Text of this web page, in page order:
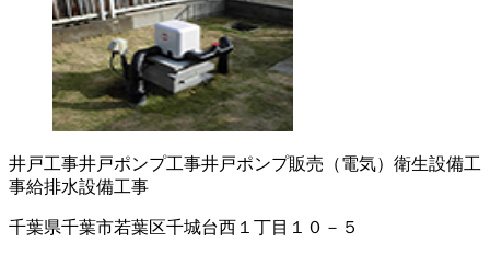
井戸工事井戸ポンプ工事井戸ポンプ販売（電気） 衛生設備工
事給排水設備工事
千葉県千葉市若葉区千城台西１丁目１０－５